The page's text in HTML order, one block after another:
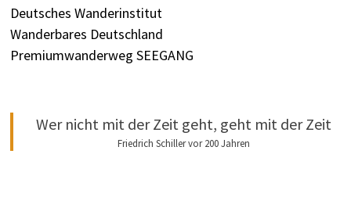
Deutsches Wanderinstitut
Wanderbares Deutschland
Premiumwanderweg SEEGANG
Wer nicht mit der Zeit geht, geht mit der Zeit
Friedrich Schiller vor 200 Jahren